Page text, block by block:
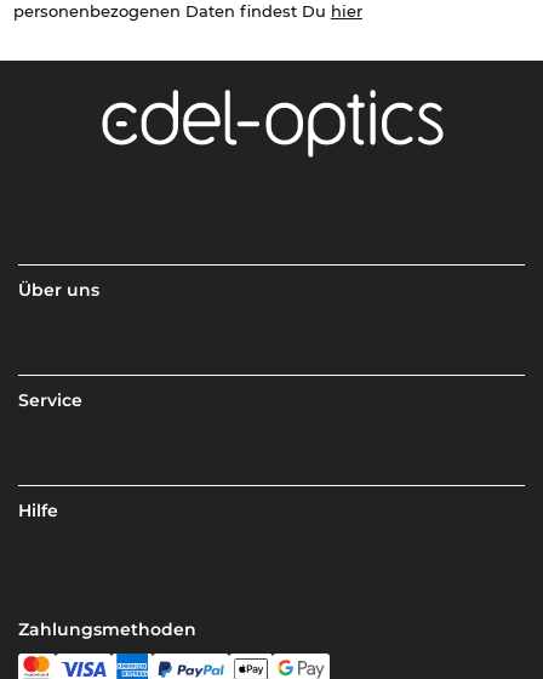
personenbezogenen Daten findest Du hier
Über uns
Service
Hilfe
Zahlungsmethoden